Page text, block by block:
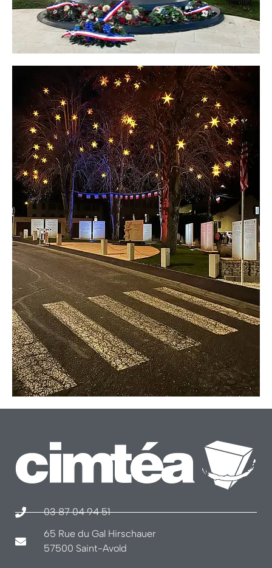
03 87 04 94 51
65 Rue du Gal Hirschauer
57500 Saint-Avold